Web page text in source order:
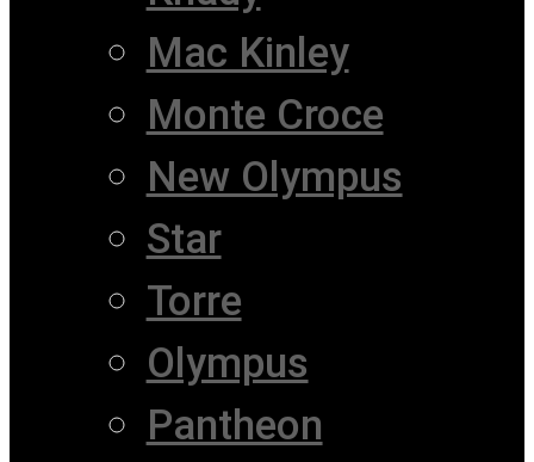
Mac Kinley
Monte Croce
New Olympus
Star
Torre
Olympus
Pantheon